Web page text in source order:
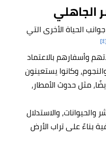
الجاهلي
الحياة الأخرى التي
[٤]
وأسفارهم بالاعتماد
وكانوا يستعينون
مثل حدوث الأمطار،
والحيوانات، والاستدلال
بناءً على تراب الأرض